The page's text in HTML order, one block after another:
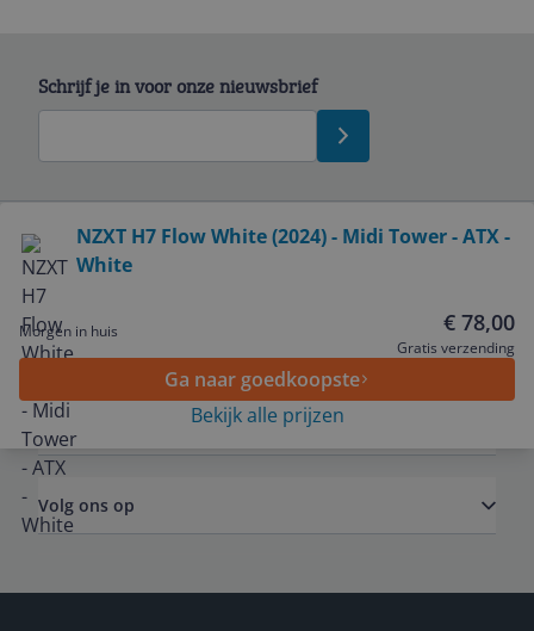
NZXT H7 Flow White (2024) - Midi Tower - ATX -
White
Morgen in huis € 78,00
Gratis verzending
Ga naar goedkoopste
Bekijk alle prijzen
Schrijf je in voor onze nieuwsbrief
Service
Algemeen
Volg ons op